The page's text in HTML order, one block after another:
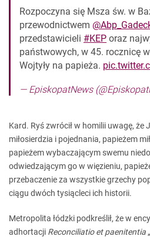
Rozpoczyna się Msza św. w
przewodnictwem
przedstawicieli #KEP oraz
państwowych, w 45. rocznicę
Wojtyły na papieża.
— EpiskopatNews
Kard. Ryś zwrócił w homilii uwagę, że
miłosierdzia i pojednania, papieżem
papieżem wybaczającym swemu
odwiedzającym go w więzieniu,
przebaczenie za wszystkie grzechy
ciągu dwóch tysiącleci ich historii.
Metropolita łódzki podkreślił, że w
adhortacji Reconciliatio et paenitentia